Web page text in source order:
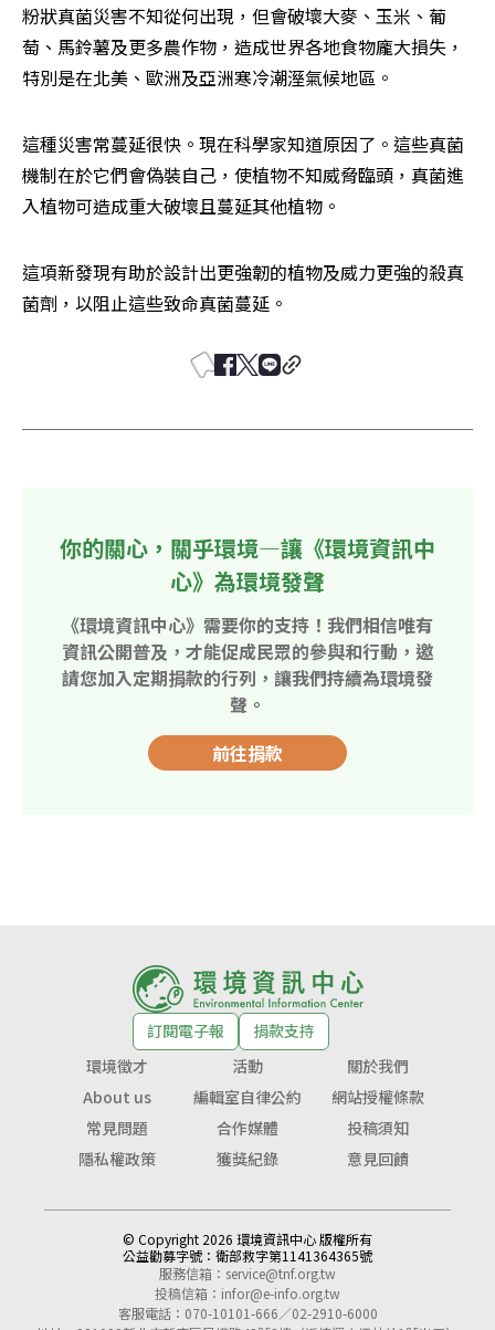
粉狀真菌災害不知從何出現，但會破壞大麥、玉米、葡
萄、馬鈴薯及更多農作物，造成世界各地食物龐大損失，
特別是在北美、歐洲及亞洲寒冷潮溼氣候地區。
這種災害常蔓延很快。現在科學家知道原因了。這些真菌
機制在於它們會偽裝自己，使植物不知威脅臨頭，真菌進
入植物可造成重大破壞且蔓延其他植物。
這項新發現有助於設計出更強韌的植物及威力更強的殺真
菌劑，以阻止這些致命真菌蔓延。
你的關心，關乎環境—讓《環境資訊中
心》為環境發聲
《環境資訊中心》需要你的支持！我們相信唯有
資訊公開普及，才能促成民眾的參與和行動，邀
請您加入定期捐款的行列，讓我們持續為環境發
聲。
前往捐款
訂閱電子報
捐款支持
環境徵才
活動
關於我們
About us
編輯室自律公約
網站授權條款
常見問題
合作媒體
投稿須知
隱私權政策
獲獎紀錄 意見回饋
© Copyright 2026 環境資訊中心 版權所有
公益勸募字號： 衛部救字第1141364365號
服務信箱： service@tnf.org.tw
投稿信箱： infor@e-info.org.tw
客服電話：070-10101-666／02-2910-6000